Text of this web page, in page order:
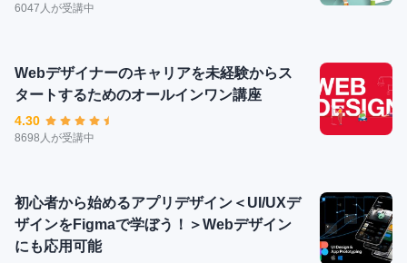
6047人が受講中
Webデザイナーのキャリアを未経験からス
タートするためのオールインワン講座
4.30
8698人が受講中
初心者から始めるアプリデザイン＜UI/UXデ
ザインをFigmaで学ぼう！＞Webデザイン
にも応用可能